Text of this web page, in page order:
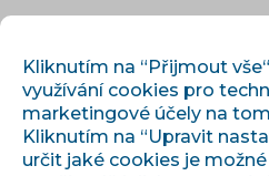
Kliknutím na “Přijmout
využívání cookies pro
marketingové účely na
Kliknutím na “Upravit
určit jaké cookies je